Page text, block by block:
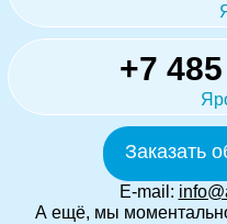
+7
Заказать
E-mail:
А ещё, мы